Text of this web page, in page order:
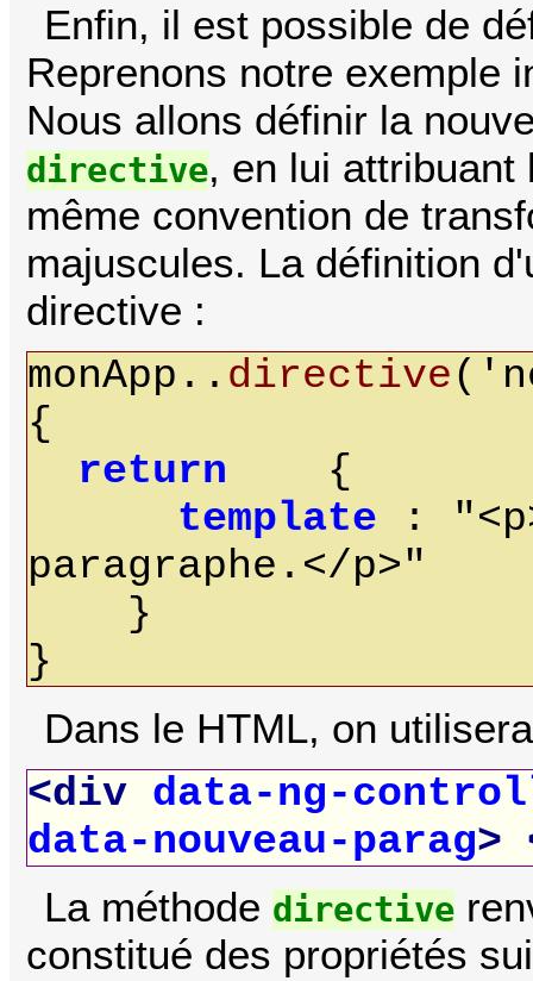
Enfin, il est possible de
Reprenons notre exemple
Nous allons définir la
directive, en lui
même convention de
majuscules. La définition
directive :
monApp.. directive
{
return {
template :
paragraphe.</p>"
}
}
Dans le HTML, on
<div data-ng-
data-nouveau-parag>
La méthode directive
constitué des propriétés